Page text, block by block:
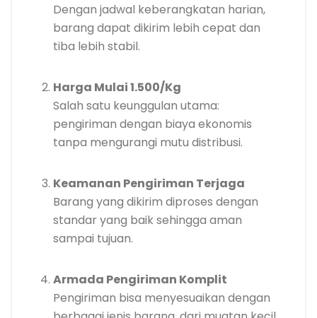
Dengan jadwal keberangkatan harian,
barang dapat dikirim lebih cepat dan
tiba lebih stabil.
Harga Mulai 1.500/Kg
Salah satu keunggulan utama:
pengiriman dengan biaya ekonomis
tanpa mengurangi mutu distribusi.
Keamanan Pengiriman Terjaga
Barang yang dikirim diproses dengan
standar yang baik sehingga aman
sampai tujuan.
Armada Pengiriman Komplit
Pengiriman bisa menyesuaikan dengan